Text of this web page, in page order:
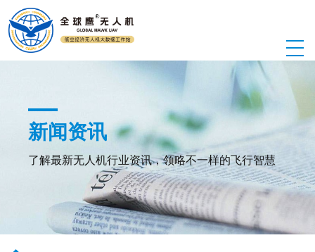
新闻资讯
了解最新无人机行业资讯，领略不一样的飞行智慧